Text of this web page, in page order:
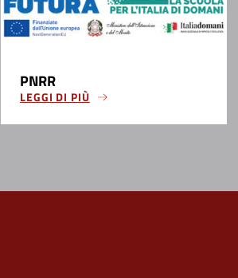
PNRR
LEGGI DI PIÙ